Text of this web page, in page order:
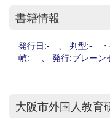
書籍情報
発行日:- 、 判型:-
幀:- 、 発行:ブレーン
大阪市外国人教育